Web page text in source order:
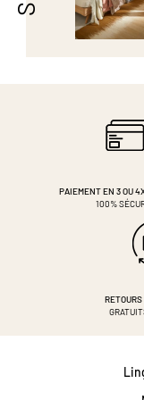
PAIEMENT EN 3 OU
100%